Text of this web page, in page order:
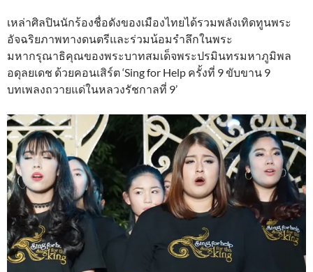
เหล่าศิลปินนักร้องชื่อดังของเมืองไทยได้รวมพลังเทิดทูนพระ
อัจฉริยภาพทางดนตรีและร่วมน้อมรำลึกในพระ
มหากรุณาธิคุณของพระบาทสมเด็จพระปรมินทรมหาภูมิพล
อดุลยเดช ด้วยคอนเสิร์ต ‘Sing for Help ครั้งที่ 9 ขับขาน 9
บทเพลงถวายแด่ในหลวงรัชกาลที่ 9’